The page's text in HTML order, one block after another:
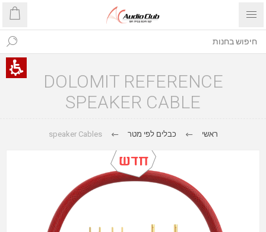
DOLOMIT REFERENCE
SPEAKER CABLE
ראשי כבלים לפי מטר speaker Cables